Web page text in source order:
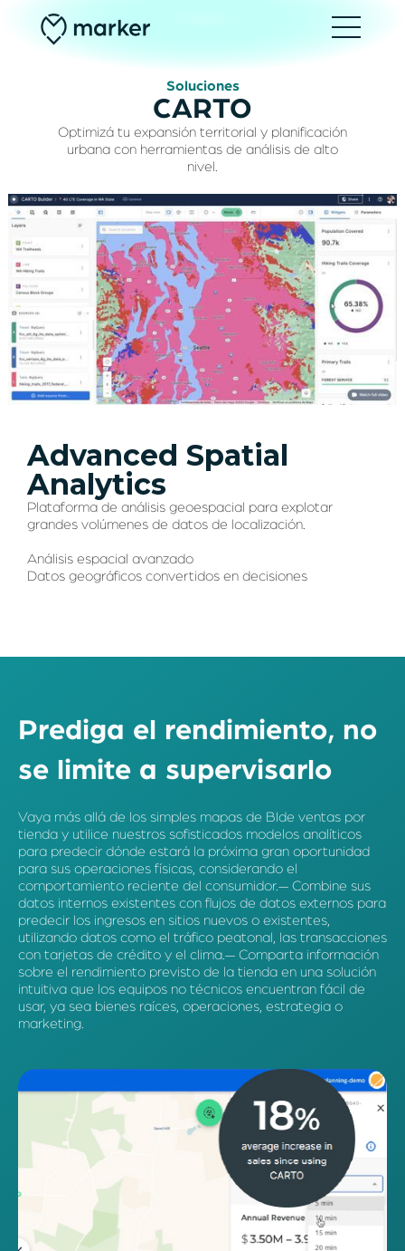
Soluciones
CARTO
Optimizá tu expansión territorial y planificación
urbana con herramientas de análisis de alto
nivel.
Advanced Spatial
Analytics
Plataforma de análisis geoespacial para explotar
grandes volúmenes de datos de localización.
Análisis espacial avanzado
Datos geográficos convertidos en decisiones
Prediga el rendimiento, no
se limite a supervisarlo
Vaya más allá de los simples mapas de BIde ventas por
tienda y utilice nuestros sofisticados modelos analíticos
para predecir dónde estará la próxima gran oportunidad
para sus operaciones físicas, considerando el
comportamiento reciente del consumidor.— Combine sus
datos internos existentes con flujos de datos externos para
predecir los ingresos en sitios nuevos o existentes,
utilizando datos como el tráfico peatonal, las transacciones
con tarjetas de crédito y el clima.— Comparta información
sobre el rendimiento previsto de la tienda en una solución
intuitiva que los equipos no técnicos encuentran fácil de
usar, ya sea bienes raíces, operaciones, estrategia o
marketing.